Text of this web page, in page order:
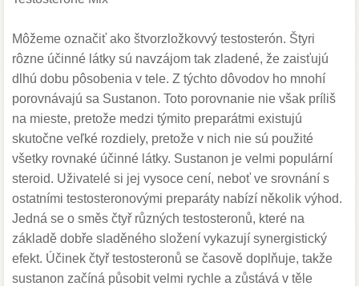
Môžeme označiť ako štvorzložkovvý testosterón. Štyri
rôzne účinné látky sú navzájom tak zladené, že zaisťujú
dlhú dobu pôsobenia v tele. Z týchto dôvodov ho mnohí
porovnávajú sa Sustanon. Toto porovnanie nie však príliš
na mieste, pretože medzi týmito preparátmi existujú
skutočne veľké rozdiely, pretože v nich nie sú použité
všetky rovnaké účinné látky. Sustanon je velmi populární
steroid. Uživatelé si jej vysoce cení, neboť ve srovnání s
ostatními testosteronovými preparáty nabízí několik výhod.
Jedná se o směs čtyř různých testosteronů, které na
základě dobře sladěného složení vykazují synergistický
efekt. Účinek čtyř testosteronů se časově doplňuje, takže
sustanon začíná působit velmi rychle a zůstává v těle